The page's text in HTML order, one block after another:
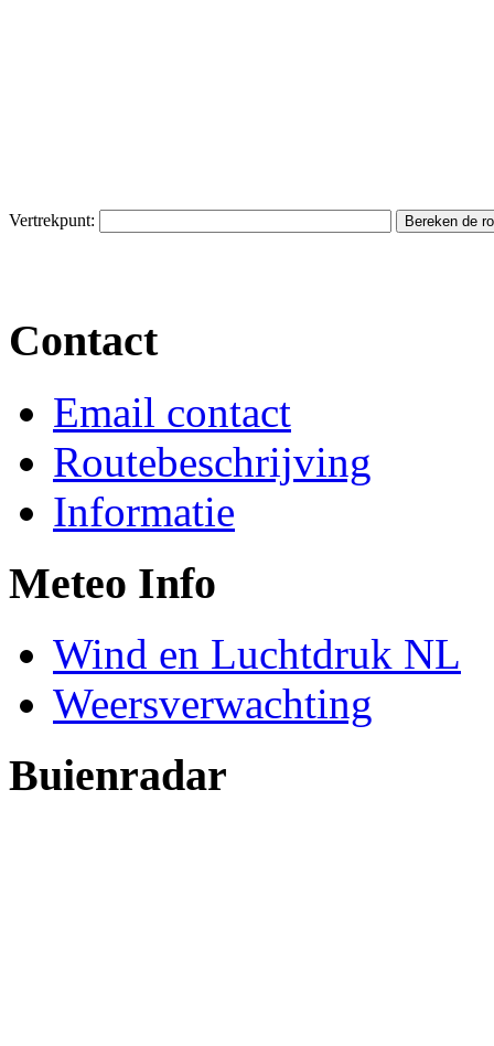
Vertrekpunt:
Contact
Email contact
Routebeschrijving
Informatie
Meteo Info
Wind en Luchtdruk NL
Weersverwachting
Buienradar